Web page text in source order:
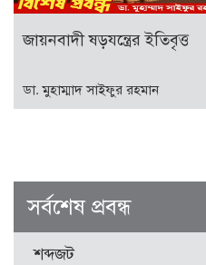
জায়নবাদী ষড়যন্ত্রের ইতিবৃত্ত
ডা. মুহাম্মাদ সাইফুর রহমান
সর্বশেষ প্রবন্ধ
শব্দজট